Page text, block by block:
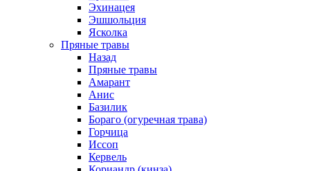
Эхинацея
Эшшольция
Ясколка
Пряные травы
Назад
Пряные травы
Амарант
Анис
Базилик
Бораго (огуречная трава)
Горчица
Иссоп
Кервель